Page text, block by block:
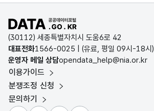
D-데이터허브
인천데이터포털
울산광역시 데이터포털
전남광주통합특별시 빅데이터 플랫폼
대전광역시 데이터포털
국토교통부 공간정보오픈플랫폼
환경부 환경데이터포털
문화데이터광장
농림축산식품 공공데이터포털
보건의료빅데이터개방시스템
식품의약품안전처 데이터포털
공공데이터포털 바로가기
(30112) 세종특별자치시 도움6로 42
대표전화1566-0025 | (유료, 평일 09시-18시)
운영자 메일 상담opendata_help@nia.or.kr
이용가이드
분쟁조정 신청
문의하기